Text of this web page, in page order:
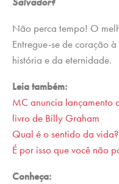
Não perca tempo! O
Entregue-se de coração
história e da eternidade.
Leia também:
MC anuncia lançamento
livro de Billy Graham
Qual é o sentido da vida?
É por isso que você não
Conheça: